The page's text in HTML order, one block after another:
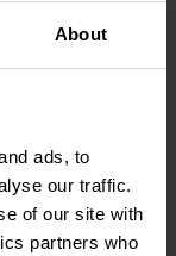
About
ads, to
our traffic.
of our site with
partners who
matin
: Chefs de